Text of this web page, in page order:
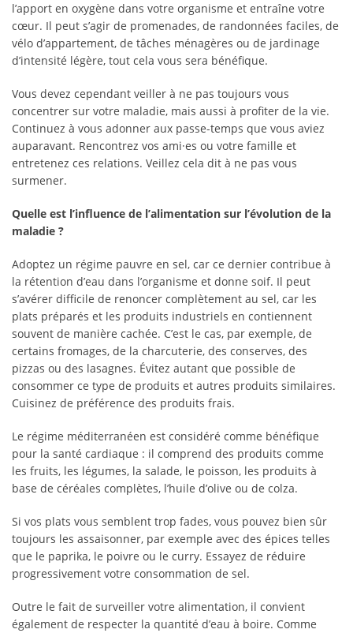
l’apport en oxygène dans votre organisme et entraîne votre
cœur. Il peut s’agir de promenades, de randonnées faciles, de
vélo d’appartement, de tâches ménagères ou de jardinage
d’intensité légère, tout cela vous sera bénéfique.
Vous devez cependant veiller à ne pas toujours vous
concentrer sur votre maladie, mais aussi à profiter de la vie.
Continuez à vous adonner aux passe-temps que vous aviez
auparavant. Rencontrez vos ami·es ou votre famille et
entretenez ces relations. Veillez cela dit à ne pas vous
surmener.
Quelle est l’influence de l’alimentation sur l’évolution de la
maladie ?
Adoptez un régime pauvre en sel, car ce dernier contribue à
la rétention d’eau dans l’organisme et donne soif. Il peut
s’avérer difficile de renoncer complètement au sel, car les
plats préparés et les produits industriels en contiennent
souvent de manière cachée. C’est le cas, par exemple, de
certains fromages, de la charcuterie, des conserves, des
pizzas ou des lasagnes. Évitez autant que possible de
consommer ce type de produits et autres produits similaires.
Cuisinez de préférence des produits frais.
Le régime méditerranéen est considéré comme bénéfique
pour la santé cardiaque : il comprend des produits comme
les fruits, les légumes, la salade, le poisson, les produits à
base de céréales complètes, l’huile d’olive ou de colza.
Si vos plats vous semblent trop fades, vous pouvez bien sûr
toujours les assaisonner, par exemple avec des épices telles
que le paprika, le poivre ou le curry. Essayez de réduire
progressivement votre consommation de sel.
Outre le fait de surveiller votre alimentation, il convient
également de respecter la quantité d’eau à boire. Comme